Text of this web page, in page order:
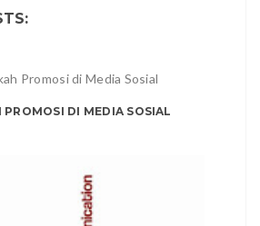
PROMOSI DI MEDIA SOSIAL